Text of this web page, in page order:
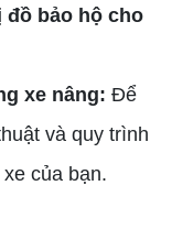
đồ bảo hộ cho
xe nâng: Để
và quy trình
của bạn.